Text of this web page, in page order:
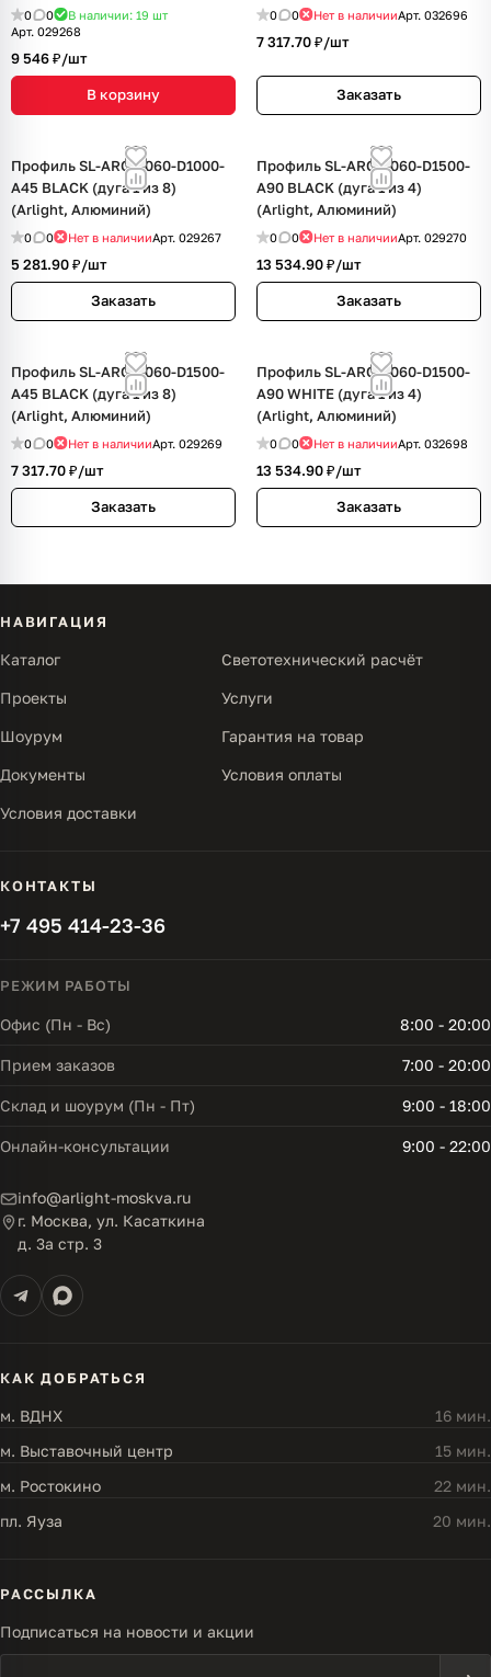
0 0 В наличии: 19 шт
Арт. 029268
9 546 ₽/шт
В корзину
0 0 Нет в наличииАрт. 032696
7 317.70 ₽/шт
Заказать
Профиль SL-ARC-5060-D1000-
A45 BLACK (дуга 1 из 8)
(Arlight, Алюминий)
0 0 Нет в наличииАрт. 029267
5 281.90 ₽/шт
Заказать
Профиль SL-ARC-5060-D1500-
A90 BLACK (дуга 1 из 4)
(Arlight, Алюминий)
0 0 Нет в наличииАрт. 029270
13 534.90 ₽/шт
Заказать
Профиль SL-ARC-5060-D1500-
A45 BLACK (дуга 1 из 8)
(Arlight, Алюминий)
0 0 Нет в наличииАрт. 029269
7 317.70 ₽/шт
Заказать
Профиль SL-ARC-5060-D1500-
A90 WHITE (дуга 1 из 4)
(Arlight, Алюминий)
0 0 Нет в наличииАрт. 032698
13 534.90 ₽/шт
Заказать
НАВИГАЦИЯ
Каталог Светотехнический расчёт
Проекты Услуги
Шоурум Гарантия на товар
Документы Условия оплаты
Условия доставки
КОНТАКТЫ
+7 495 414-23-36
РЕЖИМ РАБОТЫ
Офис (Пн - Вс) 8:00 - 20:00
Прием заказов 7:00 - 20:00
Склад и шоурум (Пн - Пт) 9:00 - 18:00
Онлайн-консультации 9:00 - 22:00
info@arlight-moskva.ru
г. Москва, ул. Касаткина
д. 3а стр. 3
КАК ДОБРАТЬСЯ
м. ВДНХ
16 мин.
м. Выставочный центр
15 мин.
м. Ростокино
22 мин.
пл. Яуза
20 мин.
РАССЫЛКА
Подписаться на новости и акции